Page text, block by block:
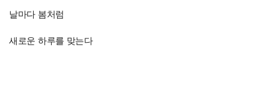
날마다 봄처럼
새로운 하루를 맞는다